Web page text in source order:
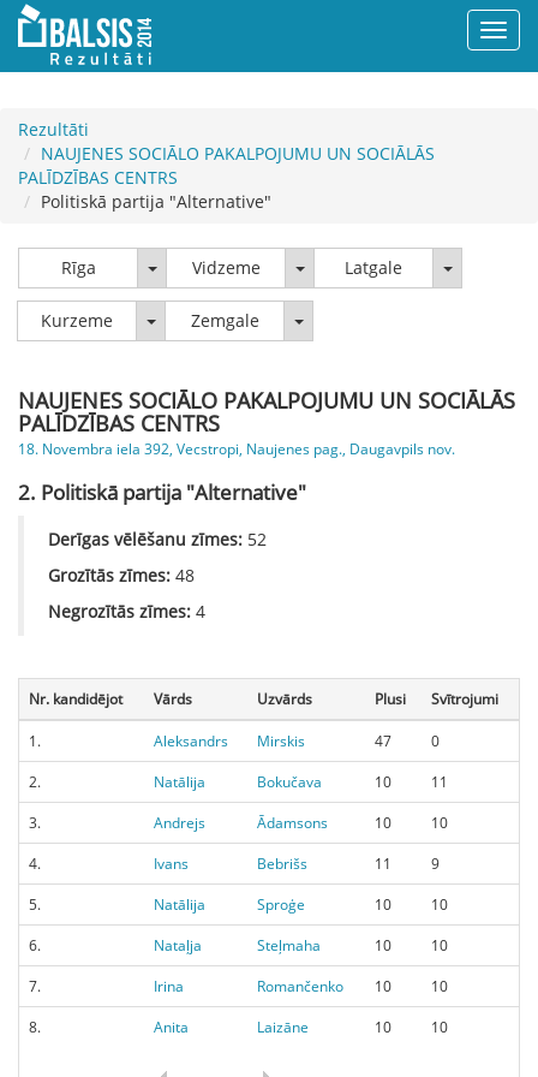
Rezultāti
NAUJENES SOCIĀLO PAKALPOJUMU UN SOCIĀLĀS
PALĪDZĪBAS CENTRS
Politiskā partija "Alternative"
Rīga Rīga Vidzeme VidzemeLatgale Latgale
Kurzeme KurzemeZemgale Zemgale
NAUJENES SOCIĀLO PAKALPOJUMU UN SOCIĀLĀS
PALĪDZĪBAS CENTRS
18. Novembra iela 392, Vecstropi, Naujenes pag., Daugavpils nov.
2. Politiskā partija "Alternative"
Derīgas vēlēšanu zīmes: 52
Grozītās zīmes: 48
Negrozītās zīmes: 4
Nr. kandidējot Vārds Uzvārds Plusi Svītrojumi
1. Aleksandrs Mirskis 47
0
2.
Natālija Bokučava 10
11
3.
Andrejs Ādamsons 10
10
4.
Ivans Bebrišs 11
9
5.
Natālija Sproģe 10
10
6.
Nataļja Steļmaha 10
10
7.
Irina Romančenko 10
10
8.
Anita Laizāne 10 10